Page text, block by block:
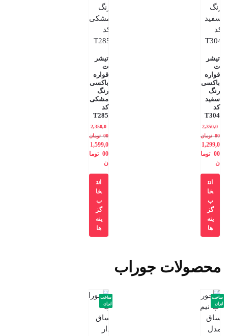
تیشر
ت
قواره
باکسی
رنگ
سفید
کد
T304
2,350,0
00 تومان
1,299,0
00 توما
ن
انت
خا
ب
گز
ینه
ها
تیشر
ت
قواره
باکسی
رنگ
مشکی
کد
T285
2,350,0
00 تومان
1,599,0
00 توما
ن
انت
خا
ب
گز
ینه
ها
محصولات جوراب
ساخت
ایران
ساخت
ایران